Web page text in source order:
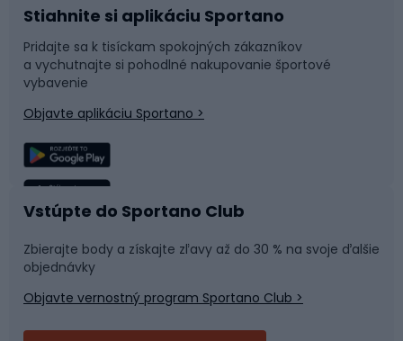
Príslušenstvo k bicyklom
Časti bicyklov
Rybolov
Športová medicína
Bushcraft
Sane a kĺzačky
Snowboard
Plávanie
Tímové športy
Fitness a posilňovňa
Stiahnite si aplikáciu Sportano
Pridajte sa k tisíckam spokojných zákazníkov
a vychutnajte si pohodlné nakupovanie športové
vybavenie
Objavte aplikáciu Sportano >
Vstúpte do Sportano Club
Zbierajte body a získajte zľavy až do 30 % na svoje ďalšie
objednávky
Objavte vernostný program Sportano Club >